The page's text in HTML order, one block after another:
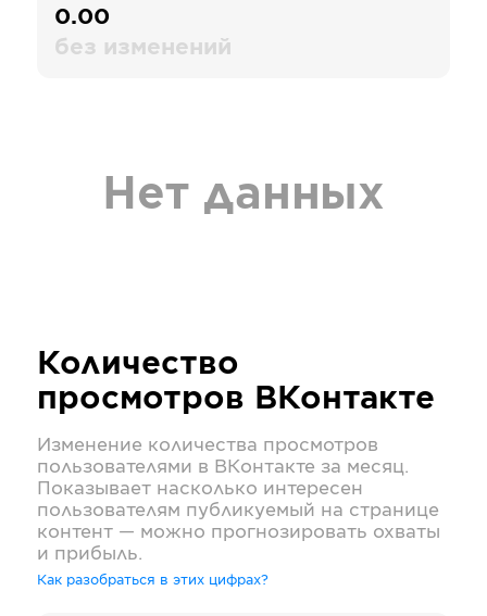
0.00
без изменений
Нет данных
Количество
просмотров ВКонтакте
Изменение количества просмотров
пользователями в ВКонтакте за месяц.
Показывает насколько интересен
пользователям публикуемый на странице
контент — можно прогнозировать охваты
и прибыль.
Как разобраться в этих цифрах?